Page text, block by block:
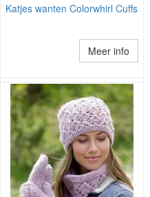
Katjes wanten Colorwhirl Cuffs
Meer info